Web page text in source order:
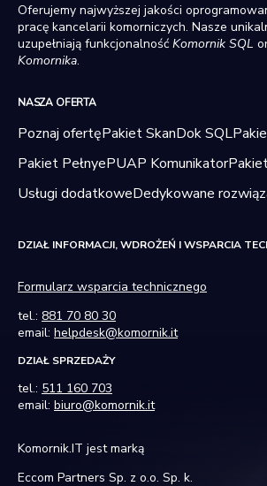
Oferujemy najwyższej jakości
pracę kancelarii komorniczych. Nasze
uzupełniają funkcjonalność Komornik SQL
Komornika.
NASZA OFERTA
Poznaj ofertęPakiet SkanDok SQL
Pakiet PełnyePUAP Komunikator
Usługi dodatkoweDedykowane
DZIAŁ INFORMACJI, WDROŻEŃ I WSPARCIA
Formularz wsparcia technicznego
tel.: 881 70 80 30
email: helpdesk@komornik.it
DZIAŁ SPRZEDAŻY
tel.: 511 160 703
email: biuro@komornik.it
Komornik.IT jest marką
Eccom Partners Sp. z o.o. Sp. k.